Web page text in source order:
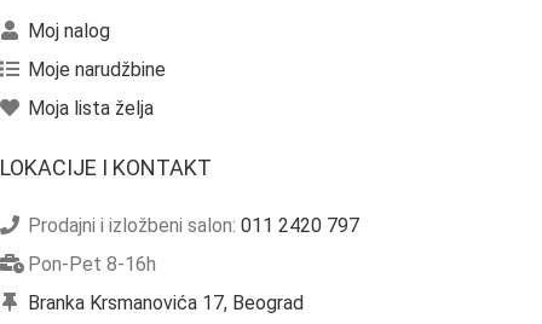
Moj nalog
Moje narudžbine
Moja lista želja
LOKACIJE I KONTAKT
Prodajni i izložbeni salon: 011 2420 797
Pon-Pet 8-16h
Branka Krsmanovića 17, Beograd